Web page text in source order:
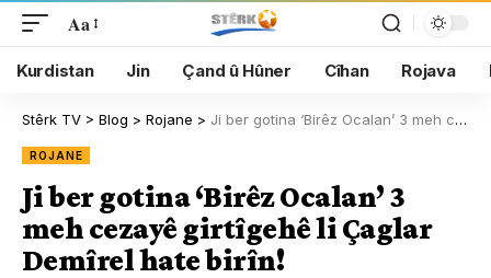
Aa
Kurdistan Jin Çand û Hûner Cîhan Rojava
Stêrk TV > Blog > Rojane > Ji ber gotina ‘Birêz Ocalan’ 3 meh cezayê girtîgehê li Çaglar Demîrel hate birîn!
ROJANE
Ji ber gotina ‘Birêz Ocalan’ 3
meh cezayê girtîgehê li Çaglar
Demîrel hate birîn!